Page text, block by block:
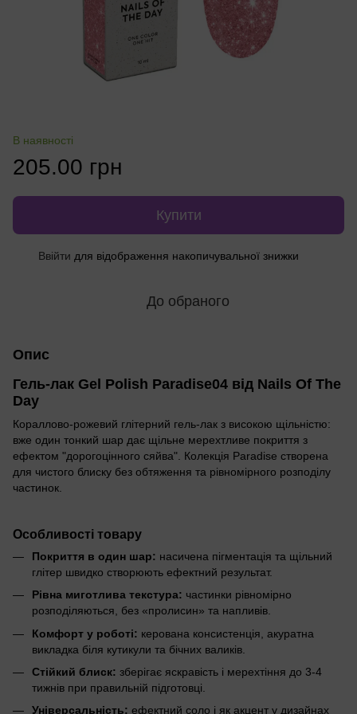
В наявності
205.00 грн
Купити
Ввійти для відображення накопичувальної знижки
До обраного
Опис
Гель-лак Gel Polish Paradise04 від Nails Of The
Day
Кораллово-рожевий глітерний гель-лак з високою щільністю:
вже один тонкий шар дає щільне мерехтливе покриття з
ефектом "дорогоцінного сяйва". Колекція Paradise створена
для чистого блиску без обтяження та рівномірного розподілу
частинок.
Особливості товару
Покриття в один шар: насичена пігментація та щільний
глітер швидко створюють ефектний результат.
Рівна миготлива текстура: частинки рівномірно
розподіляються, без «пролисин» та напливів.
Комфорт у роботі: керована консистенція, акуратна
викладка біля кутикули та бічних валиків.
Стійкий блиск: зберігає яскравість і мерехтіння до 3-4
тижнів при правильній підготовці.
Універсальність: ефектний соло і як акцент у дизайнах